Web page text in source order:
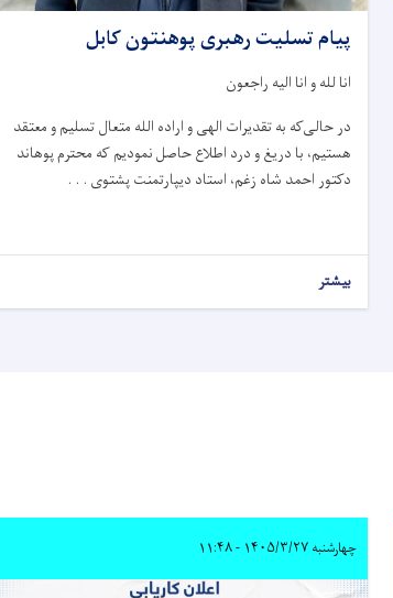
پیام تسلیت رهبری پوهنتون کابل
انا لله و انا الیه راجعون
در حالی‌که به‌ تقدیرات الهی و اراده الله متعال تسلیم و معتقد
هستیم، با دریغ و درد اطلاع حاصل نمودیم که محترم‌ پوهاند
دکتور احمد شاه زغم، استاد دیپارتمنت پشتوی . . .
بیشتر
چهارشنبه ۱۴۰۵/۳/۲۷ - ۱۱:۴۸